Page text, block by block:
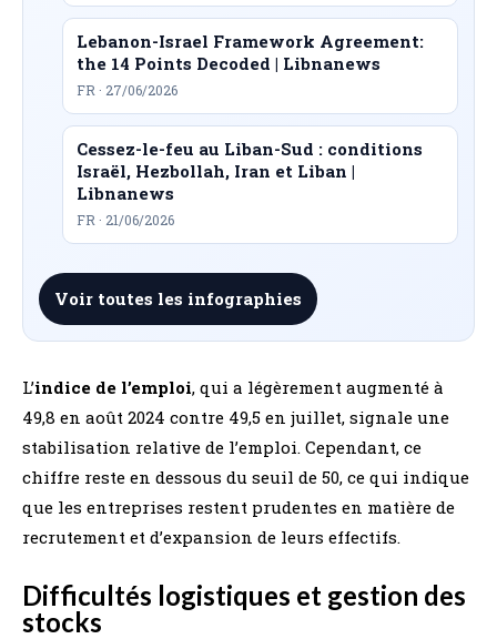
Lebanon-Israel Framework Agreement:
the 14 Points Decoded | Libnanews
FR · 27/06/2026
Cessez-le-feu au Liban-Sud : conditions
Israël, Hezbollah, Iran et Liban |
Libnanews
FR · 21/06/2026
Voir toutes les infographies
L’indice de l’emploi, qui a légèrement augmenté à
49,8 en août 2024 contre 49,5 en juillet, signale une
stabilisation relative de l’emploi. Cependant, ce
chiffre reste en dessous du seuil de 50, ce qui indique
que les entreprises restent prudentes en matière de
recrutement et d’expansion de leurs effectifs.
Difficultés logistiques et gestion des
stocks